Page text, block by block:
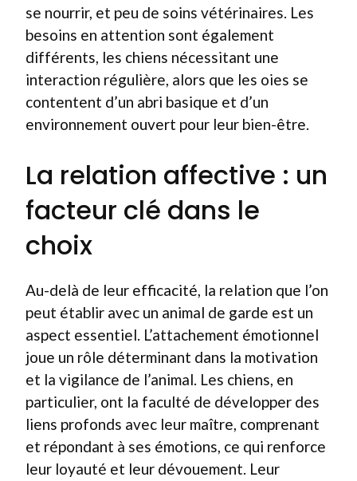
se nourrir, et peu de soins vétérinaires. Les
besoins en attention sont également
différents, les chiens nécessitant une
interaction régulière, alors que les oies se
contentent d’un abri basique et d’un
environnement ouvert pour leur bien-être.
La relation affective : un
facteur clé dans le
choix
Au-delà de leur efficacité, la relation que l’on
peut établir avec un animal de garde est un
aspect essentiel. L’attachement émotionnel
joue un rôle déterminant dans la motivation
et la vigilance de l’animal. Les chiens, en
particulier, ont la faculté de développer des
liens profonds avec leur maître, comprenant
et répondant à ses émotions, ce qui renforce
leur loyauté et leur dévouement. Leur